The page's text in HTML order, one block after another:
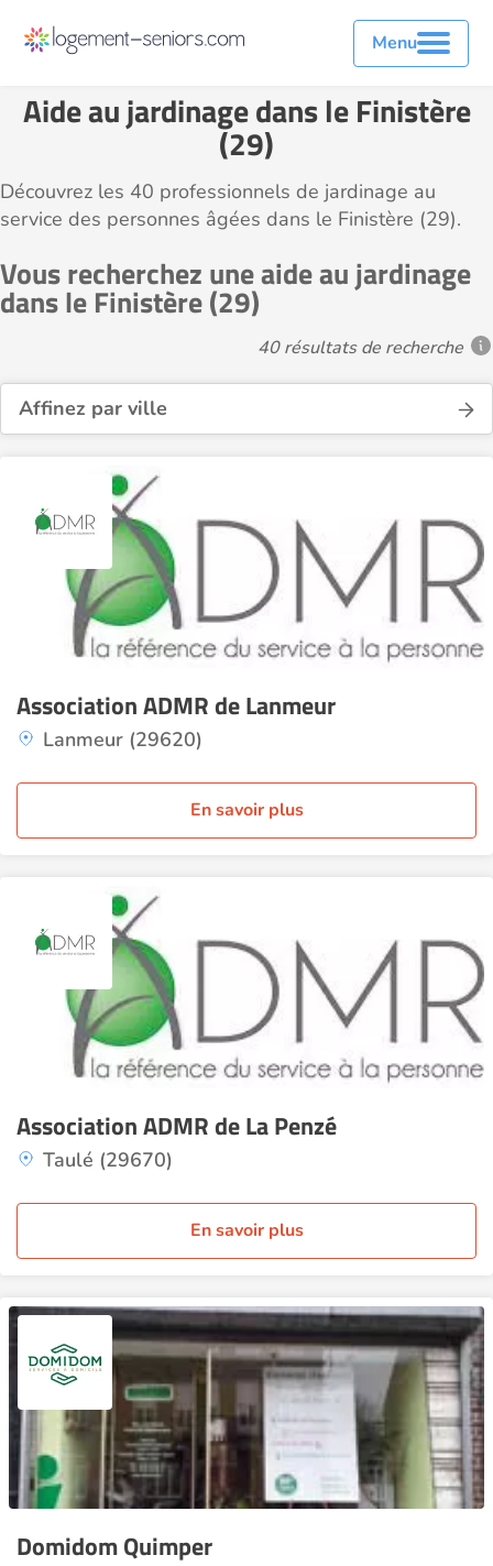
Menu
Aide au jardinage dans le Finistère
(29)
Découvrez les 40 professionnels de jardinage au
service des personnes âgées dans le Finistère (29).
Vous recherchez une aide au jardinage
dans le Finistère (29)
40 résultats de recherche
Affinez par ville
Association ADMR de Lanmeur
Lanmeur (29620)
En savoir plus
Association ADMR de La Penzé
Taulé (29670)
En savoir plus
Domidom Quimper